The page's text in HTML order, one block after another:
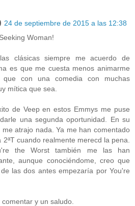
24 de septiembre de 2015 a las 12:38
Woman!
clásicas siempre me acuerdo de
es que me cuesta menos animarme
con una comedia con muchas
mítica que sea.
de Veep en estos Emmys me puse
una segunda oportunidad. En su
atrajo nada. Ya me han comentado
cuando realmente merecd la pena.
the Worst también me las han
aunque conociéndome, creo que
las dos antes empezaría por You're
y un saludo.